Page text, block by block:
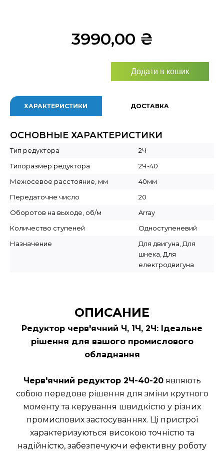
3990,00 ₴
Додати в кошик
ХАРАКТЕРИСТИКИ ДОСТАВКА
ОСНОВНЫЕ ХАРАКТЕРИСТИКИ
Тип редуктора
2Ч
Типоразмер редуктора
2Ч-40
Межосевое расстояние, мм
40мм
Передаточне число
20
Оборотов на выходе, об/м
Array
Количество ступеней
Одноступеневий
Назначение
Для двигуна, Для
шнека, Для
електродвигуна
ОПИСАНИЕ
Редуктор черв'ячний Ч, 1Ч, 2Ч: Ідеальне
рішення для вашого промислового
обладнання
Черв'ячний редуктор 2Ч-40-20являють
собою передове рішення для зміни крутного
моменту та керування швидкістю у різних
промислових застосуваннях. Ці пристрої
характеризуються високою точністю та
надійністю, забезпечуючи ефективну роботу